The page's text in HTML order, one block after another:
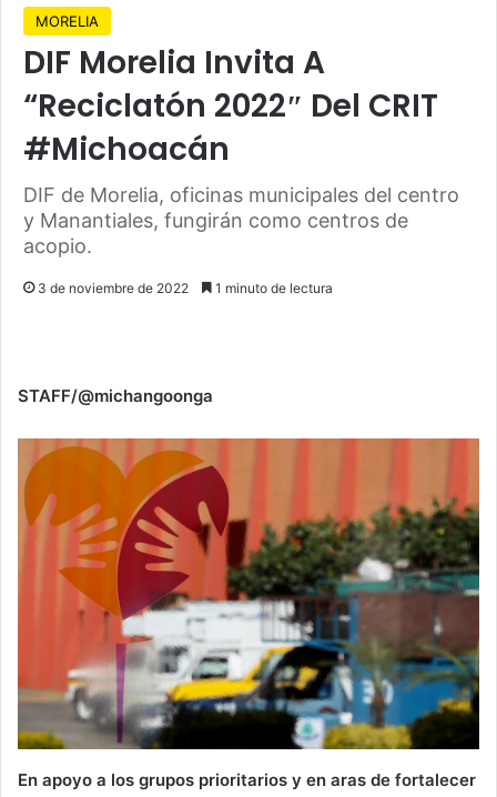
MORELIA
DIF Morelia Invita A
“Reciclatón 2022″ Del CRIT
#Michoacán
DIF de Morelia, oficinas municipales del centro
y Manantiales, fungirán como centros de
acopio.
3 de noviembre de 2022 1 minuto de lectura
STAFF/@michangoonga
En apoyo a los grupos prioritarios y en aras de fortalecer